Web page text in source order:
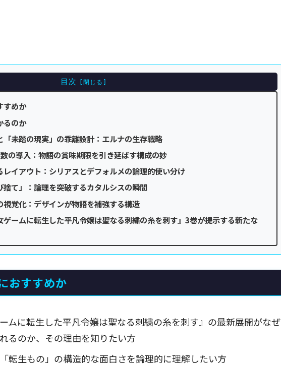
目次
すめか
るのか
「未踏の現実」の乖離設計：エルナの生存戦略
の導入：物語の賞味期限を引き延ばす構成の妙
イアウト：シリアスとデフォルメの論理的使い分け
て」：論理を突破するカタルシスの瞬間
覚化：デザインが物語を補強する構造
ゲームに転生した平凡令嬢は聖なる刺繍の糸を刺す』3巻が提示する新たな
おすすめか
ムに転生した平凡令嬢は聖なる刺繍の糸を刺す』の最新展開がなぜ
るのか、その理由を知りたい方
転生もの」の構造的な面白さを論理的に理解したい方